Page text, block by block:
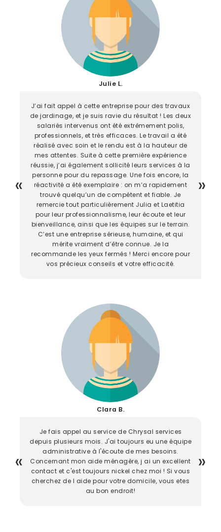
Julie L.
J’ai fait appel à cette entreprise pour des travaux
de jardinage, et je suis ravie du résultat ! Les deux
salariés intervenus ont été extrêmement polis,
professionnels, et très efficaces. Le travail a été
réalisé avec soin et le rendu est à la hauteur de
mes attentes. Suite à cette première expérience
réussie, j’ai également sollicité leurs services à la
personne pour du repassage. Une fois encore, la
réactivité a été exemplaire : on m’a rapidement
trouvé quelqu’un de compétent et fiable. Je
remercie tout particulièrement Julia et Laetitia
pour leur professionnalisme, leur écoute et leur
bienveillance, ainsi que les équipes sur le terrain.
C’est une entreprise sérieuse, humaine, et qui
mérite vraiment d’être connue. Je la
recommande les yeux fermés ! Merci encore pour
vos précieux conseils et votre efficacité.
Clara B.
Je fais appel au service de Chrysal services
depuis plusieurs mois. J'ai toujours eu une équipe
administrative à l'écoute de mes besoins.
Concernant mon aide ménagère, j ai un excellent
contact et c'est toujours nickel chez moi ! Si vous
cherchez de l aide pour votre domicile, vous etes
au bon endroit!